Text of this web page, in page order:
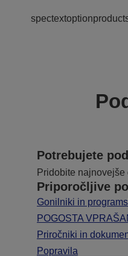
Potrebujete
Pridobite najnovejše
Priporočljive
Gonilniki in
POGOSTA
Priročniki in
Popravila